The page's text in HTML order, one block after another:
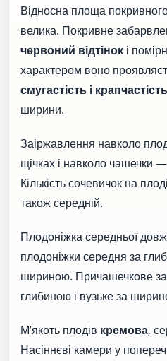
Відносна площа
велика. Покривне
червоний відтінок і
характером воно
смугастість і крапчастість
ширини.
Заіржавлення навколо
щічках і навколо чашечки
Кількість сочевичок на
також середній.
Плодоніжка середньої
плодоніжки середня за
шириною. Причашечкове
глибиною і вузьке за
М’якоть плодів кремова,
Насіннєві камери у